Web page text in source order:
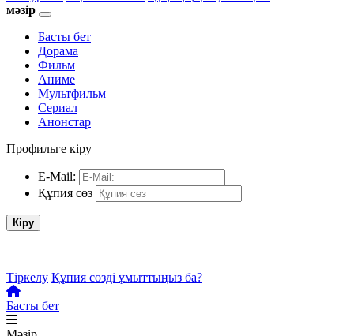
мәзір
Басты бет
Дорама
Фильм
Аниме
Мультфильм
Сериал
Анонстар
Профильге кіру
E-Mail:
Құпия сөз
Кіру
Тіркелу Құпия сөзді ұмыттыңыз ба?
Басты бет